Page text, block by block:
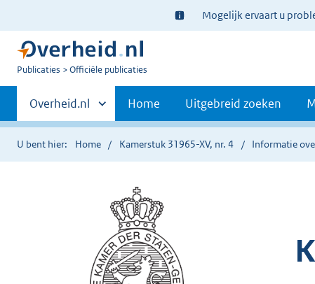
Ter
informatie:
Mogelijk ervaart u
U
Publicaties Officiële publicaties
Primaire
navigatie
Andere
sites
binnen
Overheid.nl Home Uitgebreid zoeken
U bent hier: Home Kamerstuk 31965-XV, nr. 4 Informatie